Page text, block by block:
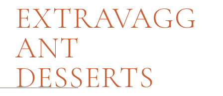
EXTRAVAGG
ANT
DESSERTS